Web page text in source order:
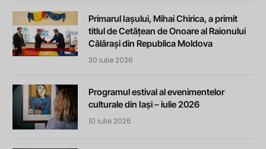
Primarul Iașului, Mihai Chirica, a primit
titlul de Cetățean de Onoare al Raionului
Călărași din Republica Moldova
30 iulie 2026
Programul estival al evenimentelor
culturale din Iași – iulie 2026
10 iulie 2026